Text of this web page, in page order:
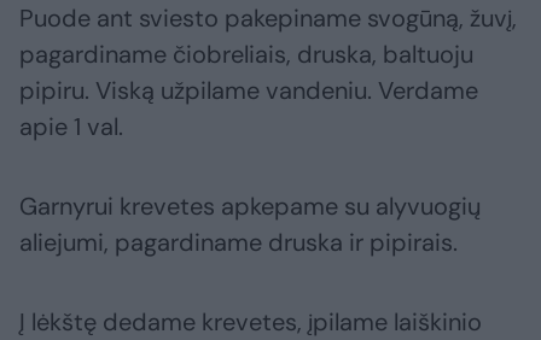
Puode ant sviesto pakepiname svogūną, žuvį,
pagardiname čiobreliais, druska, baltuoju
pipiru. Viską užpilame vandeniu. Verdame
apie 1 val.
Garnyrui krevetes apkepame su alyvuogių
aliejumi, pagardiname druska ir pipirais.
Į lėkštę dedame krevetes, įpilame laiškinio